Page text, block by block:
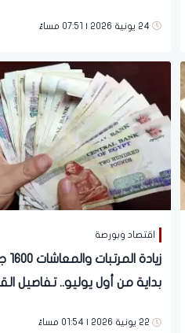
24 يونية 2026 | 07:51 مساءً
اقتصاد وبورصة
زيادة
بداية من أول يوليو.. تفاصيل
22 يونية 2026 | 01:54 مساءً